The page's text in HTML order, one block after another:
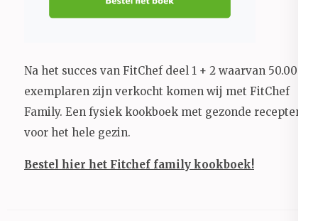
Na het succes van FitChef deel 1 + 2 waarvan 50.000+
exemplaren zijn verkocht komen wij met FitChef
Family. Een fysiek kookboek met gezonde recepten
voor het hele gezin.
Bestel hier het Fitchef family kookboek!